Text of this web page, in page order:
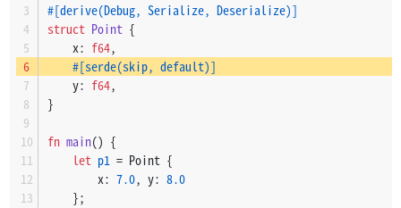
#[derive(Debug, Serialize, Deserialize)]
struct Point {
    x:
f64,
#[serde(skip, default)]
    y:
f64,
}
fn main() {
let p1 = Point {
        x:
7.0, y: 8.0
    };